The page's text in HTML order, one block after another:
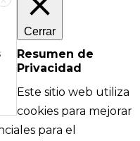
técnica sobre
Cerrar
Resumen de
Privacidad
Este sitio web utiliza
cookies para mejorar
para el